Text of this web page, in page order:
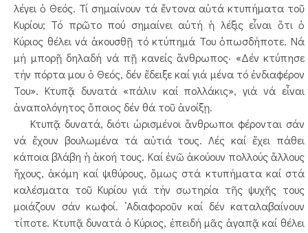
λέγει ὁ Θεός. Τί σημαίνουν τά ἔντονα αὐτά κτυπήματα τοῦ
Κυρίου; Τό πρῶτο πού σημαίνει αὐτή ἡ λέξις εἶναι ὅτι ὁ
Κύριος θέλει νά ἀκουσθῇ τό κτύπημά Του ὁπωσδήποτε. Νά
μή μπορῇ δηλαδή νά πῇ κανείς ἄνθρωπος· «Δέν κτύπησε
τήν πόρτα μου ὁ Θεός, δέν ἔδειξε καί γιά μένα τό ἐνδιαφέρον
Του». Κτυπᾷ δυνατά «πάλιν καί πολλάκις», γιά νά εἶναι
ἀναπολόγητος ὅποιος δέν θά τοῦ ἀνοίξῃ.
Κτυπᾷ δυνατά, διότι ὡρισμένοι ἄνθρωποι φέρονται σάν
νά ἔχουν βουλωμένα τά αὐτιά τους. Λές καί ἔχει πάθει
κάποια βλάβη ἡ ἀκοή τους. Καί ἐνῶ ἀκούουν πολλούς ἄλλους
ἤχους, ἀκόμη καί ψιθύρους, ὅμως στά κτυπήματα καί στά
καλέσματα τοῦ Κυρίου γιά τήν σωτηρία τῆς ψυχῆς τους
μοιάζουν σάν κωφοί. ᾿Αδιαφοροῦν καί δέν καταλαβαίνουν
τίποτε. Κτυπᾷ δυνατά ὁ Κύριος, ἐπειδή μᾶς ἀγαπᾷ καί θέλει